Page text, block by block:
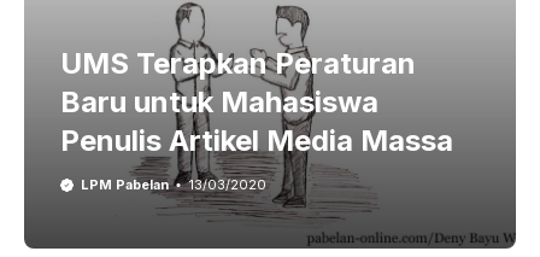
UMS Terapkan Peraturan
Baru untuk Mahasiswa
Penulis Artikel Media Massa
LPM Pabelan 13/03/2020